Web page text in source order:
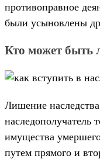
противоправное
были усыновлены
Кто может быть
Лишение
наследополучатель
имущества
путем прямого и